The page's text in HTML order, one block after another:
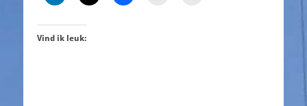
Vind ik leuk: